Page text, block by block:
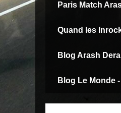
Paris Match
Quand les
Blog Arash
Blog Le Monde